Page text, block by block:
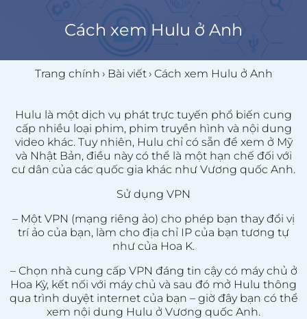
Cách xem Hulu ở Anh
Trang chính › Bài viết › Cách xem Hulu ở Anh
Hulu là một dịch vụ phát trực tuyến phổ biến cung
cấp nhiều loại phim, phim truyền hình và nội dung
video khác. Tuy nhiên, Hulu chỉ có sẵn để xem ở Mỹ
và Nhật Bản, điều này có thể là một hạn chế đối với
cư dân của các quốc gia khác như Vương quốc Anh.
Sử dụng VPN
– Một VPN (mạng riêng ảo) cho phép bạn thay đổi vị
trí ảo của bạn, làm cho địa chỉ IP của bạn tương tự
như của Hoa K.
– Chọn nhà cung cấp VPN đáng tin cậy có máy chủ ở
Hoa Kỳ, kết nối với máy chủ và sau đó mở Hulu thông
qua trình duyệt internet của bạn – giờ đây bạn có thể
xem nội dung Hulu ở Vương quốc Anh.